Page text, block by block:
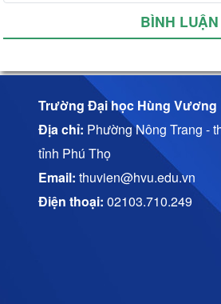
BÌNH LUẬN
Trường Đại học Hùng Vương
Địa chỉ: Phường Nông Trang -
tỉnh Phú Thọ
Email: thuvien@hvu.edu.vn
Điện thoại: 02103.710.249